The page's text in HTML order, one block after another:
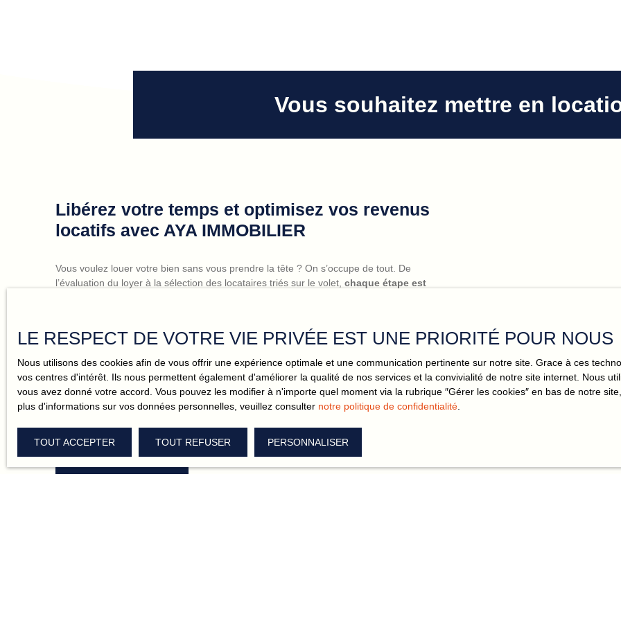
Vous souhaitez mettre en
Libérez votre temps et optimisez vos revenus
locatifs avec AYA IMMOBILIER
Vous voulez louer votre bien sans vous prendre la tête ? On s’occupe de tout. De
l’évaluation du loyer à la sélection des locataires triés sur le volet, chaque étape est
On connaît le marché local sur le bout des doigts, et c’est ce qui vous permet
d’optimiser votre rentabilité sans lever le petit doigt.
Les contrats, les visites, les démarches légales ? C’est pour nous. Avec notre équipe,
vous louez vite, bien, et sans les problèmes. Tout est sous contrôle, pour une
location sans stress et au top.
CONTACTEZ-NOUS
LE RESPECT DE VOTRE VIE PRIVÉE EST UNE PRIORITÉ POUR NOUS
Nous utilisons des cookies afin de vous offrir une expérience optimale et une communication pertinente sur notre site. Grace à ces
vos centres d'intérêt. Ils nous permettent également d'améliorer la qualité de nos services et la convivialité de notre site internet. Nous
vous avez donné votre accord. Vous pouvez les modifier à n'importe quel moment via la rubrique ″Gérer les cookies″ en bas de notre
plus d'informations sur vos données personnelles, veuillez consulter notre politique de confidentialité
TOUT ACCEPTER TOUT REFUSER PERSONNALISER